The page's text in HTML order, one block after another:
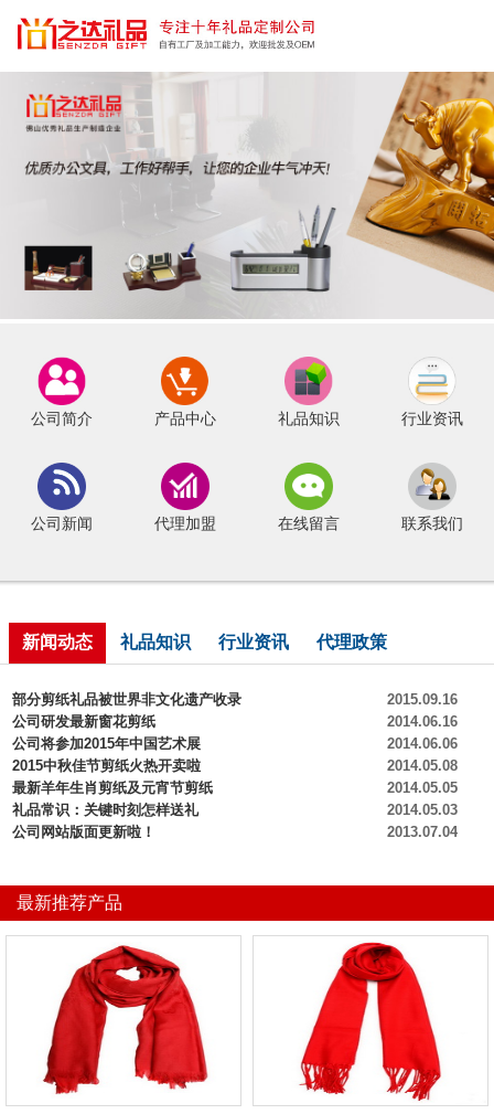
公司简介 产品中心 礼品知识 行业资讯
公司新闻 代理加盟 在线留言 联系我们
新闻动态 礼品知识 行业资讯 代理政策
部分剪纸礼品被世界非文化遗产收录
2015.09.16
公司研发最新窗花剪纸
2014.06.16
公司将参加2015年中国艺术展
2014.06.06
2015中秋佳节剪纸火热开卖啦
2014.05.08
最新羊年生肖剪纸及元宵节剪纸
2014.05.05
礼品常识：关键时刻怎样送礼
2014.05.03
公司网站版面更新啦！
2013.07.04
最新推荐产品